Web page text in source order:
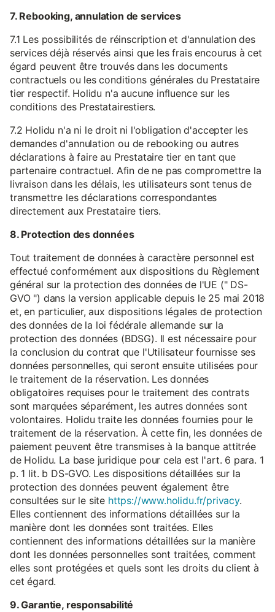
7. Rebooking, annulation de services
7.1 Les possibilités de réinscription et d'annulation des
services déjà réservés ainsi que les frais encourus à cet
égard peuvent être trouvés dans les documents
contractuels ou les conditions générales du Prestataire
tier respectif. Holidu n'a aucune influence sur les
conditions des Prestatairestiers.
7.2 Holidu n'a ni le droit ni l'obligation d'accepter les
demandes d'annulation ou de rebooking ou autres
déclarations à faire au Prestataire tier en tant que
partenaire contractuel. Afin de ne pas compromettre la
livraison dans les délais, les utilisateurs sont tenus de
transmettre les déclarations correspondantes
directement aux Prestataire tiers.
8. Protection des données
Tout traitement de données à caractère personnel est
effectué conformément aux dispositions du Règlement
général sur la protection des données de l'UE (" DS-
GVO ") dans la version applicable depuis le 25 mai 2018
et, en particulier, aux dispositions légales de protection
des données de la loi fédérale allemande sur la
protection des données (BDSG). Il est nécessaire pour
la conclusion du contrat que l'Utilisateur fournisse ses
données personnelles, qui seront ensuite utilisées pour
le traitement de la réservation. Les données
obligatoires requises pour le traitement des contrats
sont marquées séparément, les autres données sont
volontaires. Holidu traite les données fournies pour le
traitement de la réservation. À cette fin, les données de
paiement peuvent être transmises à la banque attitrée
de Holidu. La base juridique pour cela est l'art. 6 para. 1
p. 1 lit. b DS-GVO. Les dispositions détaillées sur la
protection des données peuvent également être
consultées sur le site https://www.holidu.fr/privacy.
Elles contiennent des informations détaillées sur la
manière dont les données sont traitées. Elles
contiennent des informations détaillées sur la manière
dont les données personnelles sont traitées, comment
elles sont protégées et quels sont les droits du client à
cet égard.
9. Garantie, responsabilité